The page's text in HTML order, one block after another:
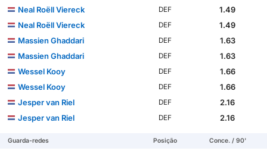
Neal Roëll Viereck
DEF
1.49
Neal Roëll Viereck
DEF
1.49
Massien Ghaddari
DEF
1.63
Massien Ghaddari
DEF
1.63
Wessel Kooy
DEF
1.66
Wessel Kooy
DEF
1.66
Jesper van Riel
DEF
2.16
Jesper van Riel
DEF 2.16
Guarda-redes Posição Conce. / 90'